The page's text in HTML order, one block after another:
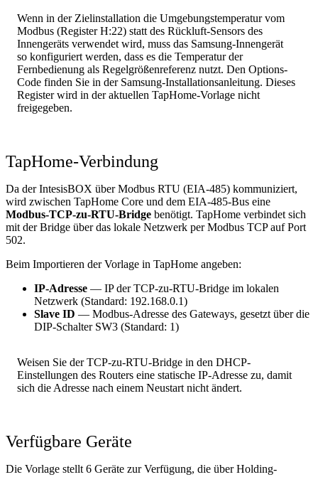
Wenn in der Zielinstallation die Umgebungstemperatur vom
Modbus (Register H:22) statt des Rückluft-Sensors des
Innengeräts verwendet wird, muss das Samsung-Innengerät
so konfiguriert werden, dass es die Temperatur der
Fernbedienung als Regelgrößenreferenz nutzt. Den Options-
Code finden Sie in der Samsung-Installationsanleitung. Dieses
Register wird in der aktuellen TapHome-Vorlage nicht
freigegeben.
TapHome-Verbindung
Da der IntesisBOX über Modbus RTU (EIA-485) kommuniziert,
wird zwischen TapHome Core und dem EIA-485-Bus eine
Modbus-TCP-zu-RTU-Bridge benötigt. TapHome verbindet sich
mit der Bridge über das lokale Netzwerk per Modbus TCP auf Port
502.
Beim Importieren der Vorlage in TapHome angeben:
IP-Adresse — IP der TCP-zu-RTU-Bridge im lokalen
Netzwerk (Standard: 192.168.0.1)
Slave ID — Modbus-Adresse des Gateways, gesetzt über die
DIP-Schalter SW3 (Standard: 1)
Weisen Sie der TCP-zu-RTU-Bridge in den DHCP-
Einstellungen des Routers eine statische IP-Adresse zu, damit
sich die Adresse nach einem Neustart nicht ändert.
Verfügbare Geräte
Die Vorlage stellt 6 Geräte zur Verfügung, die über Holding-